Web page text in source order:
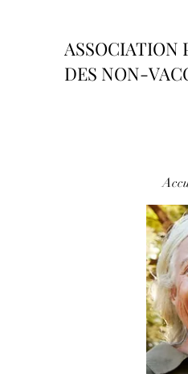
ASSOCIATION
DES NON-